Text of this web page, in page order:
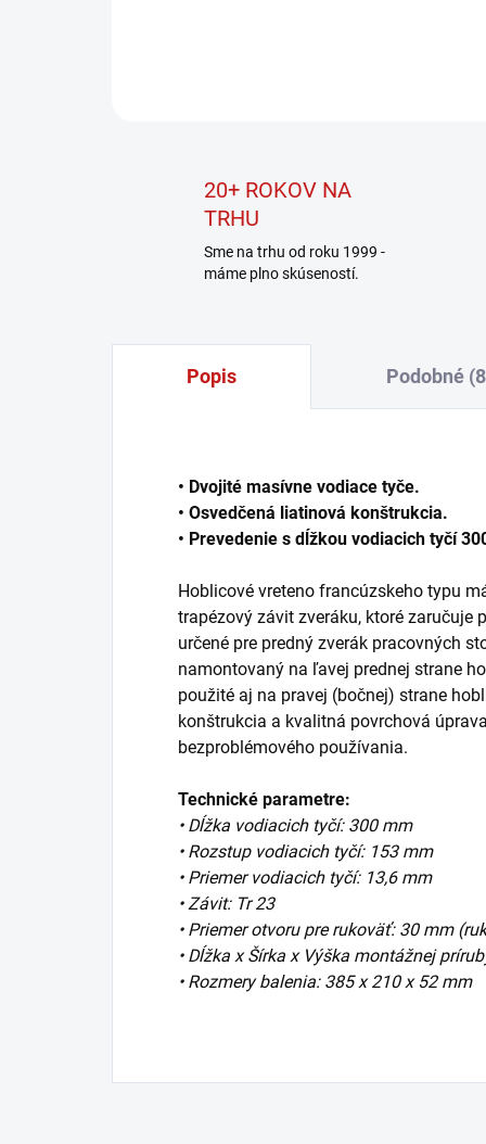
20+ ROKOV NA
TRHU
Sme na trhu od roku 1999 -
máme plno skúseností.
Popis Podobné
• Dvojité masívne vodiace tyče.
• Osvedčená liatinová konštrukcia.
• Prevedenie s dĺžkou vodiacich tyčí
Hoblicové vreteno francúzskeho typu
trapézový závit zveráku, ktoré zaručuje
určené pre predný zverák pracovných
namontovaný na ľavej prednej strane
použité aj na pravej (bočnej) strane
konštrukcia a kvalitná povrchová
bezproblémového používania.
Technické parametre:
• Dĺžka vodiacich tyčí: 300 mm
• Rozstup vodiacich tyčí: 153 mm
• Priemer vodiacich tyčí: 13,6 mm
• Závit: Tr 23
• Priemer otvoru pre rukoväť: 30 mm
• Dĺžka x Šírka x Výška montážnej
• Rozmery balenia: 385 x 210 x 52 mm